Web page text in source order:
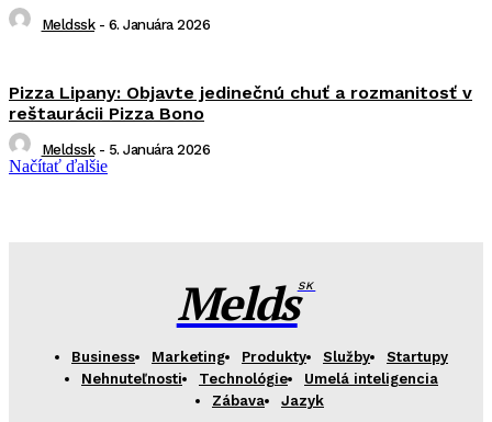
Meldssk - 6. Januára 2026
Pizza Lipany: Objavte jedinečnú chuť a rozmanitosť v
reštaurácii Pizza Bono
Meldssk - 5. Januára 2026
Načítať ďalšie
MeldsSK
Business Marketing Produkty Služby
Startupy
Nehnuteľnosti
Technológie
Umelá inteligencia
Zábava
Jazyk